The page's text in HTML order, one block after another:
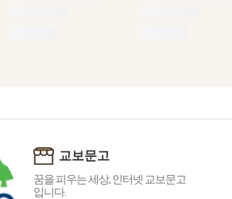
교보문고
꿈을 피우는 세상, 인터넷 교보문고
입니다.